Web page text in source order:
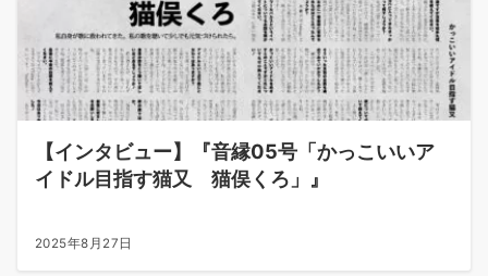
【インタビュー】『音縁05号「かっこいいア
イドル目指す猫又 猫俣くろ」』
2025年8月27日